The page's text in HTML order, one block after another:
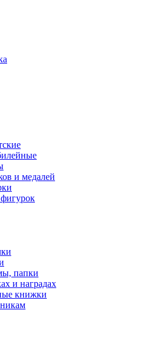
и медалей
папки
и наградах
книжки